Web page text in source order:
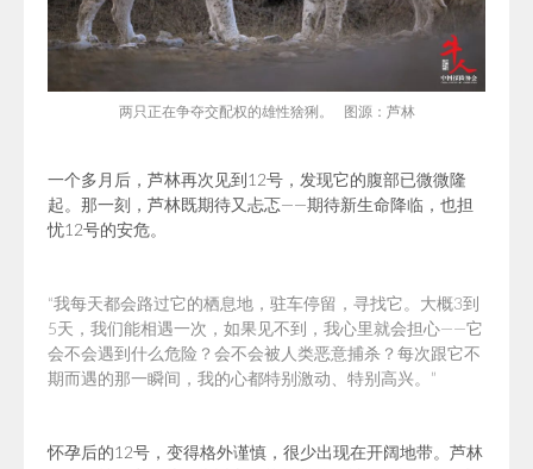
两只正在争夺交配权的雄性猞猁。 图源：芦林
一个多月后，芦林再次见到12号，发现它的腹部已微微隆
起。那一刻，芦林既期待又忐忑——期待新生命降临，也担
忧12号的安危。
“我每天都会路过它的栖息地，驻车停留，寻找它。大概3到
5天，我们能相遇一次，如果见不到，我心里就会担心——它
会不会遇到什么危险？会不会被人类恶意捕杀？每次跟它不
期而遇的那一瞬间，我的心都特别激动、特别高兴。”
怀孕后的12号，变得格外谨慎，很少出现在开阔地带。芦林